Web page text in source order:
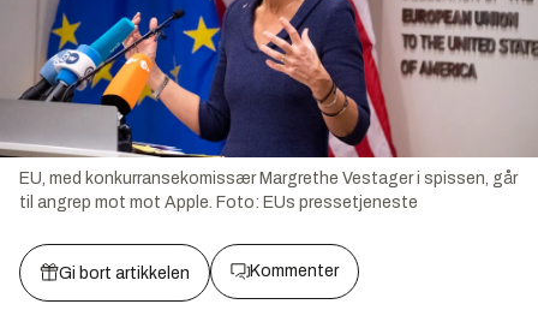
EU, med konkurransekomissær Margrethe Vestager i spissen, går
til angrep mot mot Apple. Foto: EUs pressetjeneste
Gi bort artikkelen Kommenter